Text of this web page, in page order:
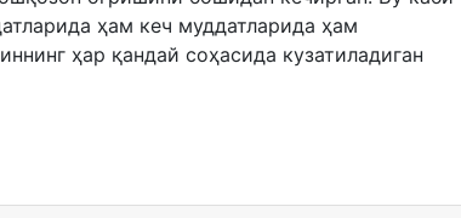
ҳам кеч муддатларида ҳам
ҳар қандай соҳасида кузатиладиган